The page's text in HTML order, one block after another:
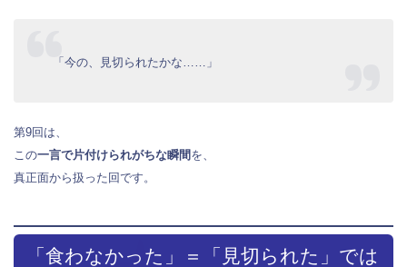
「今の、見切られたかな……」
第9回は、
この一言で片付けられがちな瞬間を、
真正面から扱った回です。
「食わなかった」＝「見切られた」では